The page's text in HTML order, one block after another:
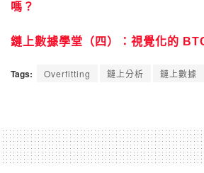
嗎？
鏈上數據學堂（四）：視覺化的
Tags: Overfitting 鏈上分析 鏈上數據